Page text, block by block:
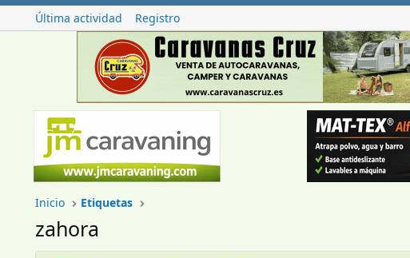
Última actividad Registro
Inicio Etiquetas
zahora